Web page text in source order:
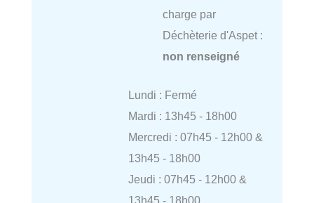
charge par
Déchèterie d'Aspet :
non renseigné
Lundi : Fermé
Mardi : 13h45 - 18h00
Mercredi : 07h45 - 12h00 &
13h45 - 18h00
Jeudi : 07h45 - 12h00 &
13h45 - 18h00